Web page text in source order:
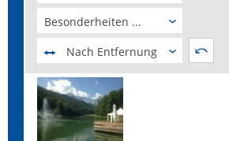
Besonderheiten ...
Nach Entfernung